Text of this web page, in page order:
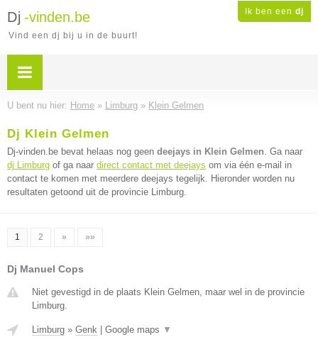
Ik ben een dj
Dj -vinden.be
Vind een dj bij u in de buurt!
U bent nu hier: Home » Limburg » Klein Gelmen
Dj Klein Gelmen
Dj-vinden.be bevat helaas nog geen deejays in Klein Gelmen. Ga naar
dj Limburg of ga naar direct contact met deejays om via één e-mail in
contact te komen met meerdere deejays tegelijk. Hieronder worden nu
resultaten getoond uit de provincie Limburg.
1 2 » »»
Dj Manuel Cops
Niet gevestigd in de plaats Klein Gelmen, maar wel in de provincie
Limburg.
Limburg » Genk Google maps ▼